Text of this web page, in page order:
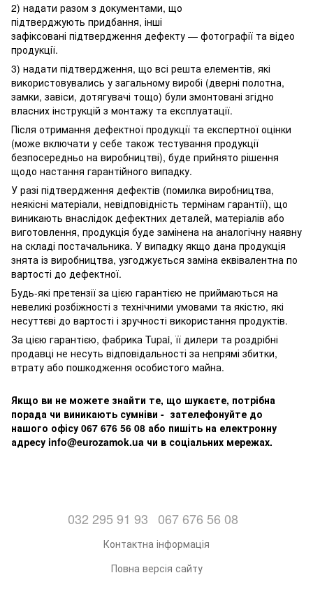
2) надати разом з документами, що
підтверджують придбання, інші
зафіксовані підтвердження дефекту — фотографії та відео
продукції.
3) надати підтвердження, що всі решта елементів, які
використовувались у загальному виробі (дверні полотна,
замки, завіси, дотягувачі тощо) були змонтовані згідно
власних інструкцій з монтажу та експлуатації.
Після отримання дефектної продукції та експертної оцінки
(може включати у себе також тестування продукції
безпосередньо на виробництві), буде прийнято рішення
щодо настання гарантійного випадку.
У разі підтвердження дефектів (помилка виробництва,
неякісні матеріали, невідповідність термінам гарантії), що
виникають внаслідок дефектних деталей, матеріалів або
виготовлення, продукція буде замінена на аналогічну наявну
на складі постачальника. У випадку якщо дана продукція
знята із виробництва, узгоджується заміна еквівалентна по
вартості до дефектної.
Будь-які претензії за цією гарантією не приймаються на
невеликі розбіжності з технічними умовами та якістю, які
несуттєві до вартості і зручності використання продуктів.
За цією гарантією, фабрика Tupai, її дилери та роздрібні
продавці не несуть відповідальності за непрямі збитки,
втрату або пошкодження особистого майна.
Якщо ви не можете знайти те, що шукаєте, потрібна
порада чи виникають сумніви - зателефонуйте до
нашого офісу 067 676 56 08 або пишіть на електронну
адресу info@eurozamok.ua чи в соціальних мережах.
032 295 91 93 067 676 56 08
Контактна інформація
Повна версія сайту